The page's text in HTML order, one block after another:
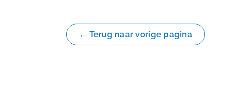
← Terug naar vorige pagina